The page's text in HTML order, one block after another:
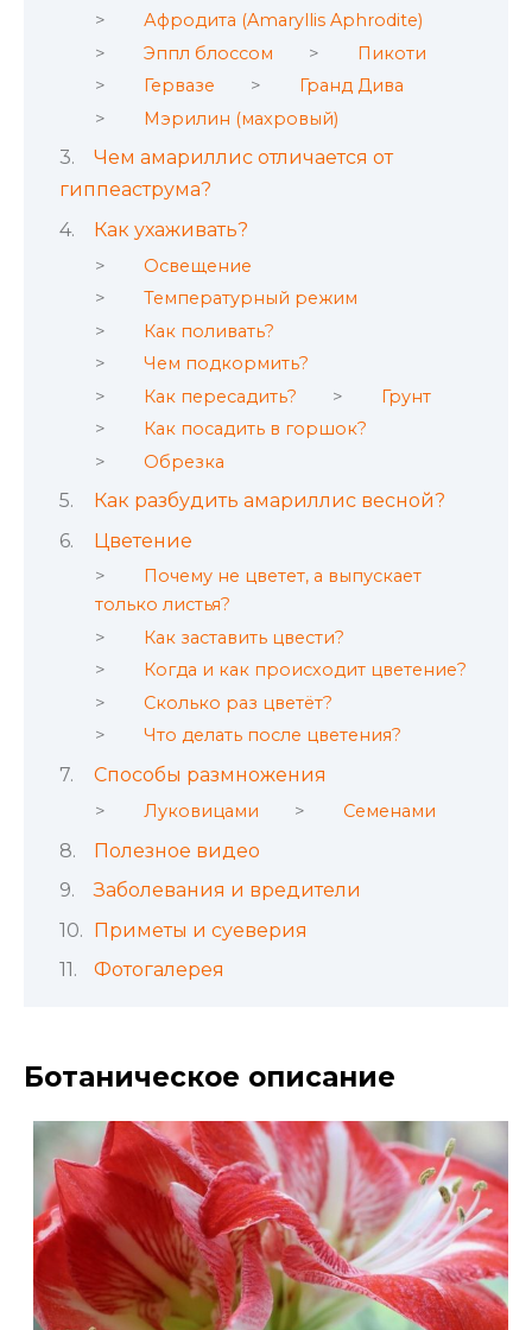
Афродита (Amaryllis Aphrodite)
Эппл блоссом
Пикоти
Гервазе
Гранд Дива
Мэрилин (махровый)
Чем амариллис отличается от
гиппеаструма?
Как ухаживать?
Освещение
Температурный режим
Как поливать?
Чем подкормить?
Как пересадить?
Грунт
Как посадить в горшок?
Обрезка
Как разбудить амариллис весной?
Цветение
Почему не цветет, а выпускает
только листья?
Как заставить цвести?
Когда и как происходит цветение?
Сколько раз цветёт?
Что делать после цветения?
Способы размножения
Луковицами Семенами
Полезное видео
Заболевания и вредители
Приметы и суеверия
Фотогалерея
Ботаническое описание